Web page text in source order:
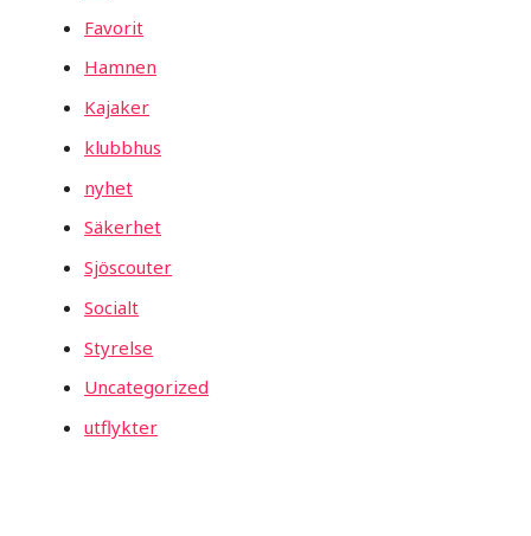
Favorit
Hamnen
Kajaker
klubbhus
nyhet
Säkerhet
Sjöscouter
Socialt
Styrelse
Uncategorized
utflykter